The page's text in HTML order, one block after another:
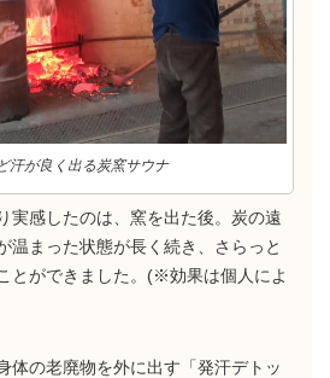
汗が良く出る炭窯サウナ
実感したのは、窯を出た後。炭の遠
温まった状態が長く続き、さらっと
とができました。(※効果は個人によ
体の老廃物を外に出す「発汗デトッ